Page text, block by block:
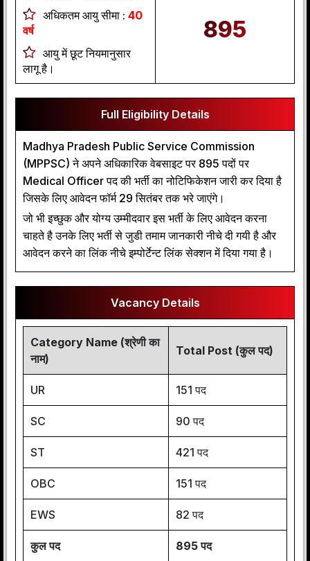
अधिकतम आयु सीमा : 40
वर्ष
आयु में छूट नियमानुसार
लागू है।
895
Full Eligibility Details
Madhya Pradesh Public Service Commission
(MPPSC) ने अपने अधिकारिक वेबसाइट पर 895 पदों पर
Medical Officer पद की भर्ती का नोटिफिकेशन जारी कर दिया है
जिसके लिए आवेदन फॉर्म 29 सितंबर तक भरे जाएंगे।
जो भी इच्छुक और योग्य उम्मीदवार इस भर्ती के लिए आवेदन करना
चाहते है उनके लिए भर्ती से जुडी तमाम जानकारी नीचे दी गयी है और
आवेदन करने का लिंक नीचे इम्पोर्टेन्ट लिंक सेक्शन में दिया गया है।
Vacancy Details
Category Name (श्रेणी का
नाम)
Total Post (कुल पद)
UR 151 पद
SC 90 पद
ST 421 पद
OBC 151 पद
EWS 82 पद
कुल पद 895 पद